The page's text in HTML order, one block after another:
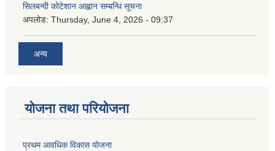
सिलबन्दी कोटेशान आह्वान सम्बन्धि सूचना
अपलोड: Thursday, June 4, 2026 - 09:37
अन्य
योजना तथा परियोजना
प्रथम आवधिक विकास योजना